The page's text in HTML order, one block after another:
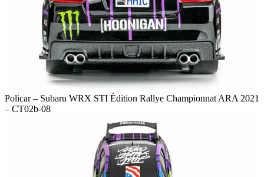
Policar – Subaru WRX STI Édition Rallye Championnat ARA 2021
– CT02b-08